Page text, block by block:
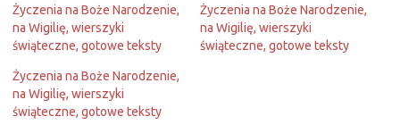
Życzenia na Boże Narodzenie,
na Wigilię, wierszyki
świąteczne, gotowe teksty
Życzenia na Boże Narodzenie,
na Wigilię, wierszyki
świąteczne, gotowe teksty
Życzenia na Boże Narodzenie,
na Wigilię, wierszyki
świąteczne, gotowe teksty